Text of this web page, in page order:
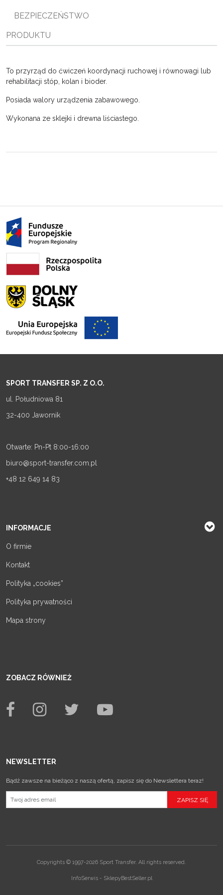
BEZPIECZEŃSTWO
PRODUKTU
To przyrząd do ćwiczeń koordynacji ruchowej i równowagi lub
rehabilitacji stóp, kolan i bioder.
Posiada walory urządzenia zabawowego.
Wykonana ze sklejki i drewna liściastego.
SPORT TRANSFER SP. Z O.O.
ul. Południowa 81
32-400 Jawornik
Otwarte: Pn-Pt 8:00-16:00
biuro@sport-transfer.com.pl
+48 12 649 14 83
INFORMACJE
O firmie
Kontakt
Polityka „cookies”
Polityka prywatności
Mapa strony
ZOBACZ RÓWNIEŻ
NEWSLETTER
Bądź zawsze na bieżąco z naszą ofertą, zapisz się do Newslettera teraz!
Copyrights © 1997-2026 Sport Transfer. All rights reserved.
InfoSerwis- SklepyBestSeller.pl